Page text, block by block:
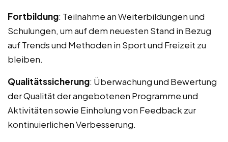
Fortbildung: Teilnahme an Weiterbildungen und
Schulungen, um auf dem neuesten Stand in Bezug
auf Trends und Methoden in Sport und Freizeit zu
bleiben.
Qualitätssicherung: Überwachung und Bewertung
der Qualität der angebotenen Programme und
Aktivitäten sowie Einholung von Feedback zur
kontinuierlichen Verbesserung.